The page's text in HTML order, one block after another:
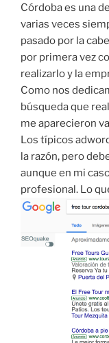
Córdoba es una
varias veces
pasado por la
por primera vez
realizarlo y la
Como nos
búsqueda que
me aparecieron
Los típicos
la razón, pero
aunque en mi
profesional. Lo